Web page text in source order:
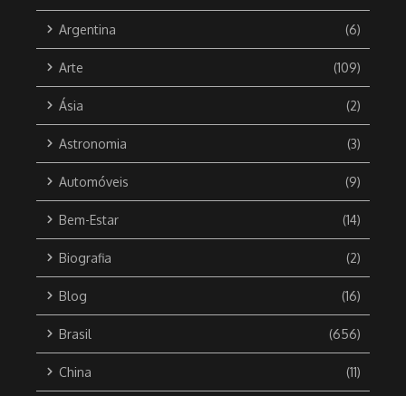
Argentina (6)
Arte (109)
Ásia (2)
Astronomia (3)
Automóveis (9)
Bem-Estar (14)
Biografia (2)
Blog (16)
Brasil (656)
China (11)